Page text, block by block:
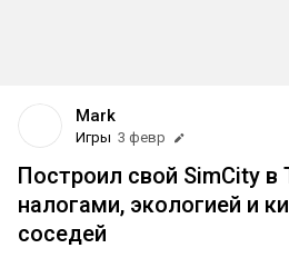
Mark
Игры 3 февр
Построил свой SimCity в
налогами, экологией и
соседей